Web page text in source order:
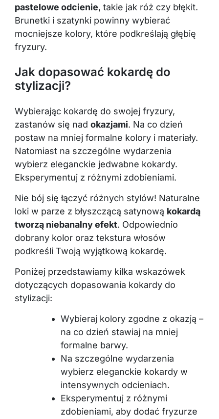
pastelowe odcienie, takie jak róż czy błękit.
Brunetki i szatynki powinny wybierać
mocniejsze kolory, które podkreślają głębię
fryzury.
Jak dopasować kokardę do
stylizacji?
Wybierając kokardę do swojej fryzury,
zastanów się nad okazjami. Na co dzień
postaw na mniej formalne kolory i materiały.
Natomiast na szczególne wydarzenia
wybierz eleganckie jedwabne kokardy.
Eksperymentuj z różnymi zdobieniami.
Nie bój się łączyć różnych stylów! Naturalne
loki w parze z błyszczącą satynową kokardą
tworzą niebanalny efekt. Odpowiednio
dobrany kolor oraz tekstura włosów
podkreśli Twoją wyjątkową kokardę.
Poniżej przedstawiamy kilka wskazówek
dotyczących dopasowania kokardy do
stylizacji:
Wybieraj kolory zgodne z okazją –
na co dzień stawiaj na mniej
formalne barwy.
Na szczególne wydarzenia
wybierz eleganckie kokardy w
intensywnych odcieniach.
Eksperymentuj z różnymi
zdobieniami, aby dodać fryzurze